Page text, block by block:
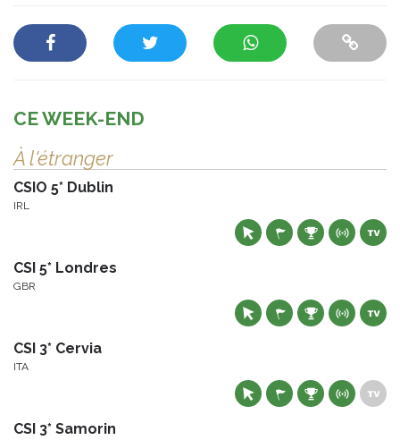
CE WEEK-END
À l'étranger
CSIO 5* Dublin
IRL
CSI 5* Londres
GBR
CSI 3* Cervia
ITA
CSI 3* Samorin